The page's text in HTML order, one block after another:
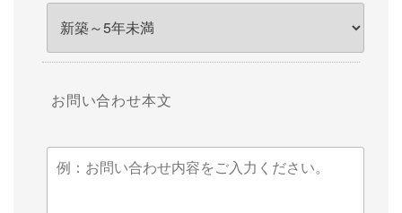
お問い合わせ本文